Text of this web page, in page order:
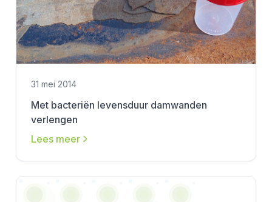
31 mei 2014
Met bacteriën levensduur damwanden
verlengen
Lees meer